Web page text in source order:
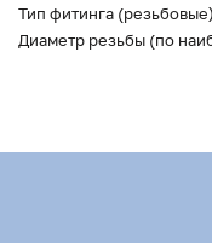
Тип фитинга (резьбовые)
Диаметр резьбы (по